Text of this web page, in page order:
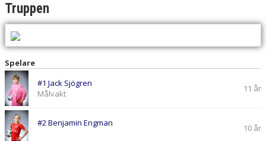
KONTAKT
Truppen
Spelare
#1 Jack Sjögren
Målvakt
11 år
#2 Benjamin Engman 10 år